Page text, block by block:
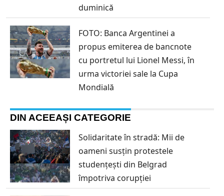
duminică
FOTO: Banca Argentinei a
propus emiterea de bancnote
cu portretul lui Lionel Messi, în
urma victoriei sale la Cupa
Mondială
DIN ACEEAȘI CATEGORIE
Solidaritate în stradă: Mii de
oameni susțin protestele
studențești din Belgrad
împotriva corupției